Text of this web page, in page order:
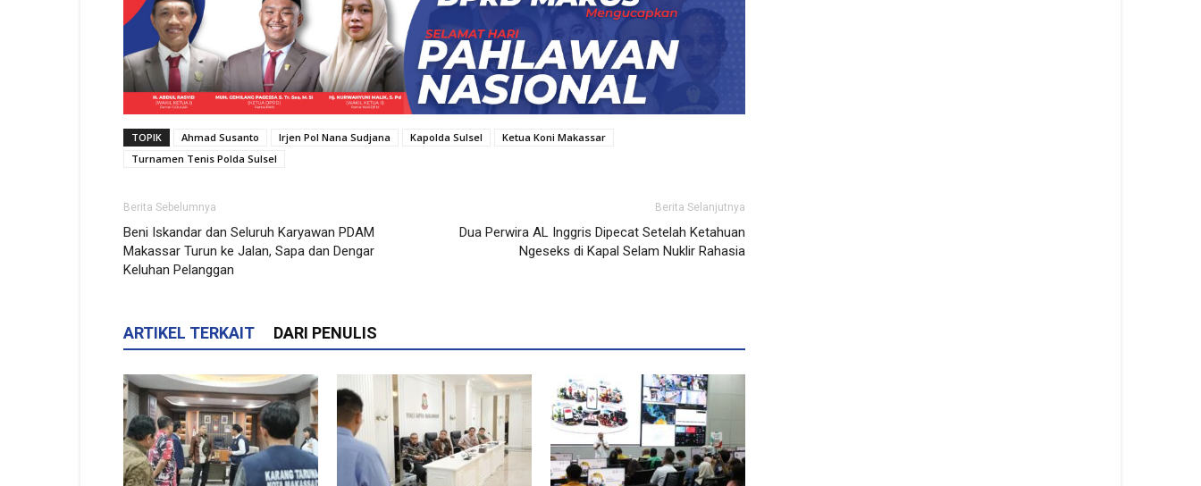
TOPIK Ahmad Susanto Irjen Pol Nana Sudjana Kapolda Sulsel
Ketua Koni Makassar
Turnamen Tenis Polda Sulsel
Berita Sebelumnya
Beni Iskandar dan Seluruh Karyawan PDAM
Makassar Turun ke Jalan, Sapa dan Dengar
Keluhan Pelanggan
Berita Selanjutnya
Dua Perwira AL Inggris Dipecat Setelah Ketahuan
Ngeseks di Kapal Selam Nuklir Rahasia
ARTIKEL TERKAIT DARI PENULIS